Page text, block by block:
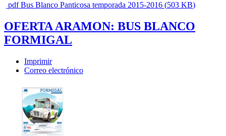
pdfBus Blanco Panticosa temporada 2015-2016 (503 KB)
OFERTA ARAMON: BUS BLANCO
FORMIGAL
Imprimir
Correo electrónico